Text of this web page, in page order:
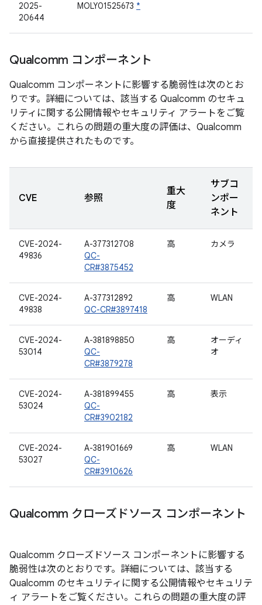
2025-
20644
MOLY01525673 *
Qualcomm コンポーネント
Qualcomm コンポーネントに影響する脆弱性は次のとお
りです。詳細については、該当する Qualcomm のセキュ
リティに関する公開情報やセキュリティ アラートをご覧
ください。これらの問題の重大度の評価は、Qualcomm
から直接提供されたものです。
CVE 参照
重大
度
サブコ
ンポー
ネント
CVE-2024-
49836
A-377312708
QC-
CR#3875452
高 カメラ
CVE-2024-
49838
A-377312892
QC-CR#3897418
高 WLAN
CVE-2024-
53014
A-381898850
QC-
CR#3879278
高
オーディ
オ
CVE-2024-
53024
A-381899455
QC-
CR#3902182
高 表示
CVE-2024-
53027
A-381901669
QC-
CR#3910626
高 WLAN
Qualcomm クローズドソース コンポーネント
Qualcomm クローズドソース コンポーネントに影響する
脆弱性は次のとおりです。詳細については、該当する
Qualcomm のセキュリティに関する公開情報やセキュリテ
ィ アラートをご覧ください。これらの問題の重大度の評